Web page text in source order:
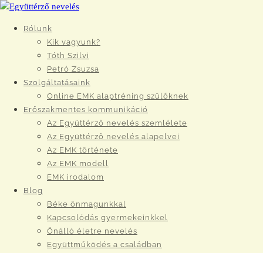
Rólunk
Kik vagyunk?
Tóth Szilvi
Petró Zsuzsa
Szolgáltatásaink
Online EMK alaptréning szülőknek
Erőszakmentes kommunikáció
Az Együttérző nevelés szemlélete
Az Együttérző nevelés alapelvei
Az EMK története
Az EMK modell
EMK irodalom
Blog
Béke önmagunkkal
Kapcsolódás gyermekeinkkel
Önálló életre nevelés
Együttműködés a családban